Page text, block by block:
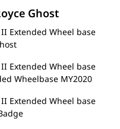
Ghost
Extended Wheel base
Extended Wheel base
Wheelbase MY2020
Extended Wheel base